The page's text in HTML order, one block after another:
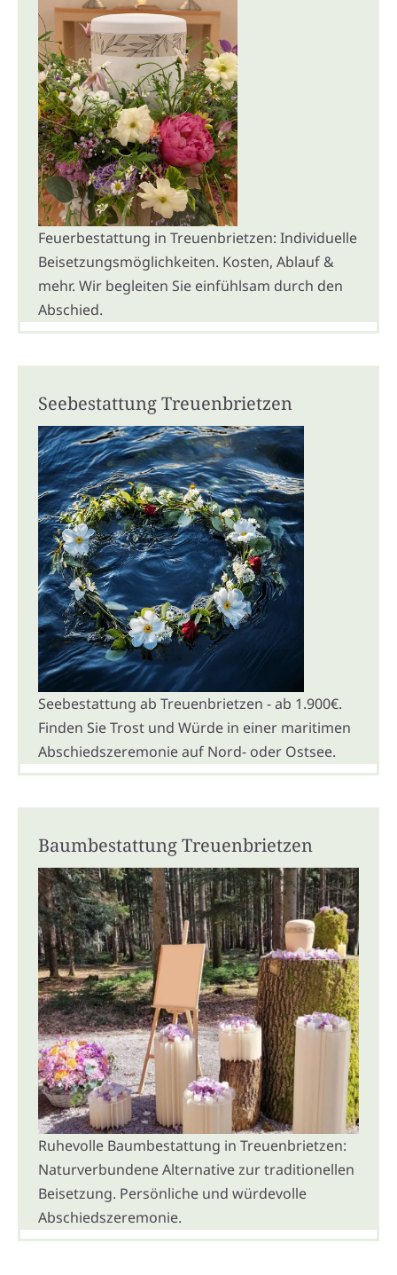
Feuerbestattung in Treuenbrietzen: Individuelle
Beisetzungsmöglichkeiten. Kosten, Ablauf &
mehr. Wir begleiten Sie einfühlsam durch den
Abschied.
Seebestattung Treuenbrietzen
Seebestattung ab Treuenbrietzen - ab 1.900€.
Finden Sie Trost und Würde in einer maritimen
Abschiedszeremonie auf Nord- oder Ostsee.
Baumbestattung Treuenbrietzen
Ruhevolle Baumbestattung in Treuenbrietzen:
Naturverbundene Alternative zur traditionellen
Beisetzung. Persönliche und würdevolle
Abschiedszeremonie.